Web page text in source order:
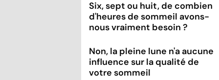
Six, sept ou huit, de combien
d'heures de sommeil avons-
nous vraiment besoin ?
Non, la pleine lune n'a aucune
influence sur la qualité de
votre sommeil